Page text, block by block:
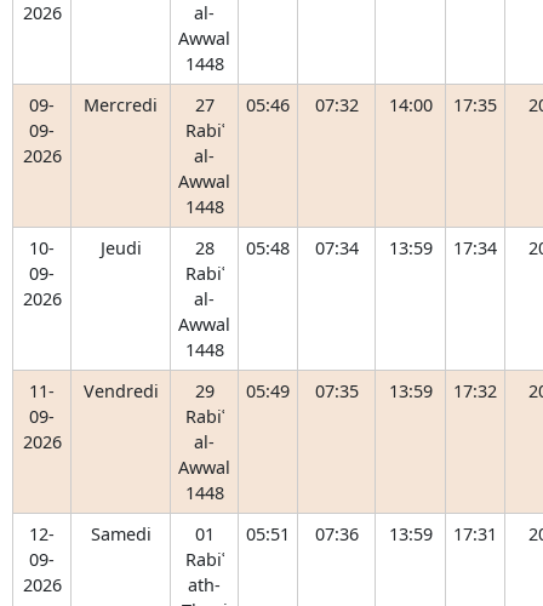
2026
al-
Awwal
1448
09-
09-
2026
Mercredi
27
Rabiʿ
al-
Awwal
1448
05:46 07:32 14:00 17:35
10-
09-
2026
Jeudi
28
Rabiʿ
al-
Awwal
1448
05:48 07:34 13:59 17:34
11-
09-
2026
Vendredi
29
Rabiʿ
al-
Awwal
1448
05:49 07:35 13:59 17:32
12-
09-
2026
Samedi
01
Rabiʿ
ath-
05:51 07:36 13:59 17:31